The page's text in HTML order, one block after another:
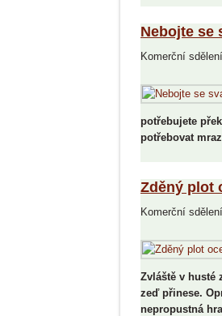
Nebojte se
Komerční sdělení
potřebujete
potřebovat
Zděný plot
Komerční sdělení
Zvláště v husté
zeď přinese.
nepropustná